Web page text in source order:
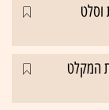
המקלט